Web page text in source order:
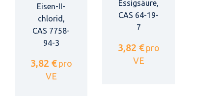
Eisen-II-
chlorid,
CAS 7758-
94-3
3,82 € pro
VE
Essigsäure,
CAS 64-19-
7
3,82 € pro
VE